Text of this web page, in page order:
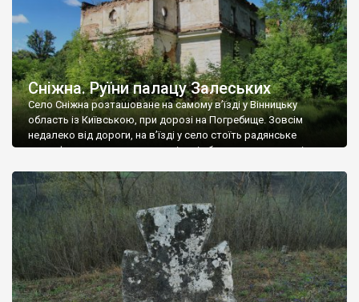
Сніжна. Руїни палацу Залеських
Село Сніжна розташоване на самому в’їзді у Вінницьку
область із Київською, при дорозі на Погребище. Зовсім
недалеко від дороги, на в’їзді у село стоїть радянське
рельєфне пано, яке показує жінку і яблуню, а трохи далі, десь
не видно, але видно дві стареньких колії у траві – […]